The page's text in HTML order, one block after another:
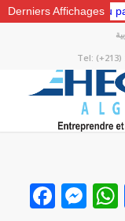
Derniers Affichages
un nouveau
Tel: (+213)